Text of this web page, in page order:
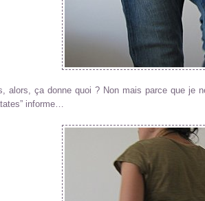
alors, ça donne quoi ? Non mais parce que je
informe…